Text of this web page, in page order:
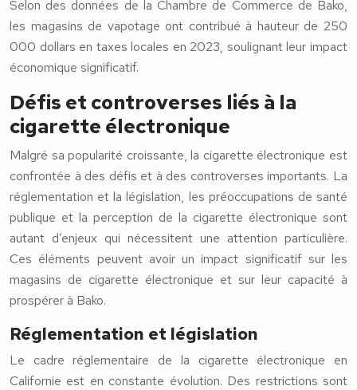
Selon des données de la Chambre de Commerce de Bako,
les magasins de vapotage ont contribué à hauteur de 250
000 dollars en taxes locales en 2023, soulignant leur impact
économique significatif.
Défis et controverses liés à la
cigarette électronique
Malgré sa popularité croissante, la cigarette électronique est
confrontée à des défis et à des controverses importants. La
réglementation et la législation, les préoccupations de santé
publique et la perception de la cigarette électronique sont
autant d’enjeux qui nécessitent une attention particulière.
Ces éléments peuvent avoir un impact significatif sur les
magasins de cigarette électronique et sur leur capacité à
prospérer à Bako.
Réglementation et législation
Le cadre réglementaire de la cigarette électronique en
Californie est en constante évolution. Des restrictions sont